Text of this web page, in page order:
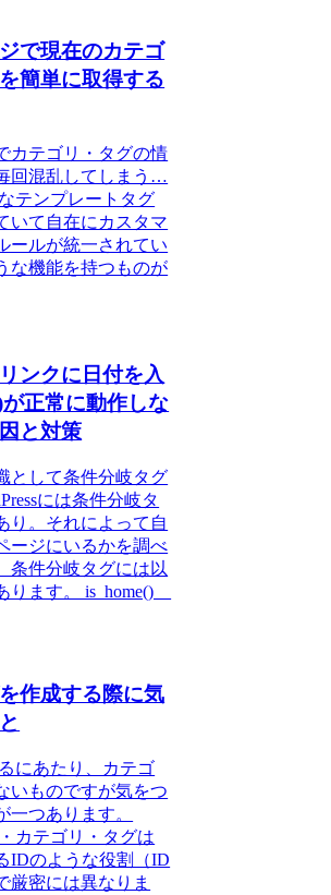
で現在のカテゴ
簡単に取得する
カテゴリ・タグの情
回混乱してしまう…
テンプレートタグ
いて自在にカスタマ
ールが統一されてい
な機能を持つものが
ンクに日付を入
正常に動作しな
と対策
として条件分岐タグ
には条件分岐タ
り。それによって自
ージにいるかを調べ
条件分岐タグには以
ります。 is_home()
作成する際に気
にあたり、カテゴ
いものですが気をつ
一つあります。
カテゴリ・タグは
IDのような役割（ID
厳密には異なりま